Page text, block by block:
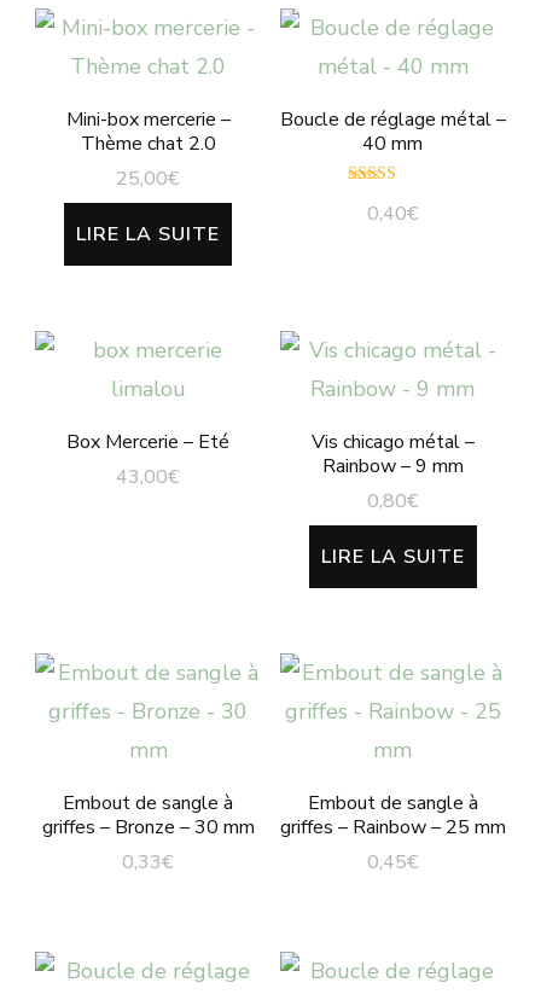
Mini-box mercerie –
Thème chat 2.0
25,00€
LIRE LA SUITE
Boucle de réglage métal –
40 mm
5.00
0,40€
Les
options
peuvent
être
la
page
du
produit
Box Mercerie – Eté
43,00€
Vis chicago métal –
Rainbow – 9 mm
0,80€
LIRE LA SUITE
Embout de sangle à
griffes – Bronze – 30 mm
0,33€
Embout de sangle à
griffes – Rainbow – 25 mm
0,45€